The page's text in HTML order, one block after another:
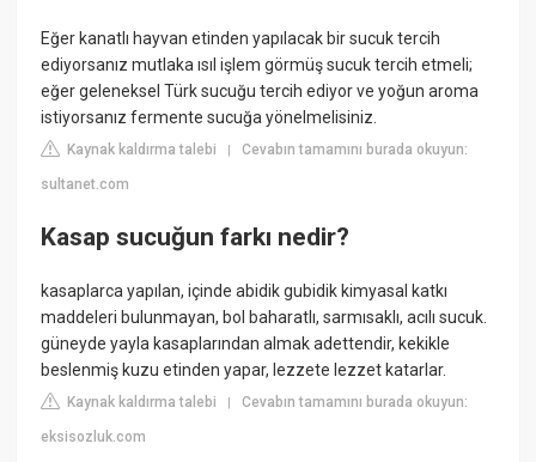
Eğer kanatlı hayvan etinden yapılacak bir sucuk tercih
ediyorsanız mutlaka ısıl işlem görmüş sucuk tercih etmeli;
eğer geleneksel Türk sucuğu tercih ediyor ve yoğun aroma
istiyorsanız fermente sucuğa yönelmelisiniz.
Kaynak kaldırma talebi |Cevabın tamamını burada okuyun:
sultanet.com
Kasap sucuğun farkı nedir?
kasaplarca yapılan, içinde abidik gubidik kimyasal katkı
maddeleri bulunmayan, bol baharatlı, sarmısaklı, acılı sucuk.
güneyde yayla kasaplarından almak adettendir, kekikle
beslenmiş kuzu etinden yapar, lezzete lezzet katarlar.
Kaynak kaldırma talebi |Cevabın tamamını burada okuyun:
eksisozluk.com